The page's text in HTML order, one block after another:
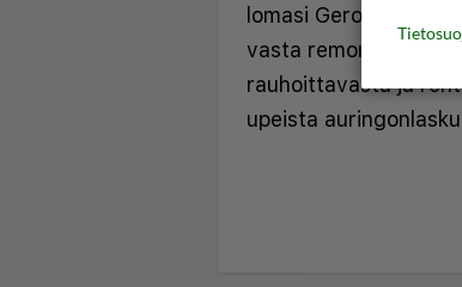
lomasi Gerona
vasta remontoituja
rauhoittavasta ja
upeista